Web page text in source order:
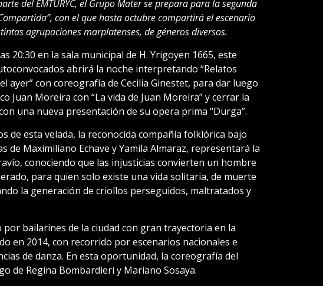
del EMTURYC, el Grupo Mater se prepara para la segunda
con el que hasta octubre compartirá el escenario
agrupaciones marplatenses, de géneros diversos.
20:30 en la sala municipal de H. Yrigoyen 1665, este
abrirá la noche interpretando “Relatos
ayer” con coreografía de Cecilia Ginestet, para dar luego
Juan Moreira con “La vida de Juan Moreira” y cerrar la
una nueva presentación de su opera prima “Durga”.
de esta velada, la reconocida compañía folklórica bajo
de Maximiliano Echave y Yamila Almaraz, representará la
conociendo que las injusticias convierten un hombre
para quien solo existe una vida solitaria, de muerte
la generación de criollos perseguidos, maltratados y
bailarines de la ciudad con gran trayectoria en la
en 2014, con recorrido por escenarios nacionales e
de danza. En esta oportunidad, la coreografía del
de Regina Bombardieri y Mariano Sosaya.